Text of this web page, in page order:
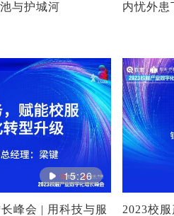
与护城河 内忧外患
15:26
峰会 | 用科技与服
2023校